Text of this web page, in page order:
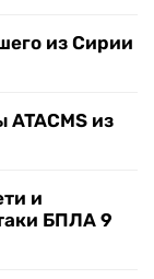
из Сирии
из
и
БПЛА 9